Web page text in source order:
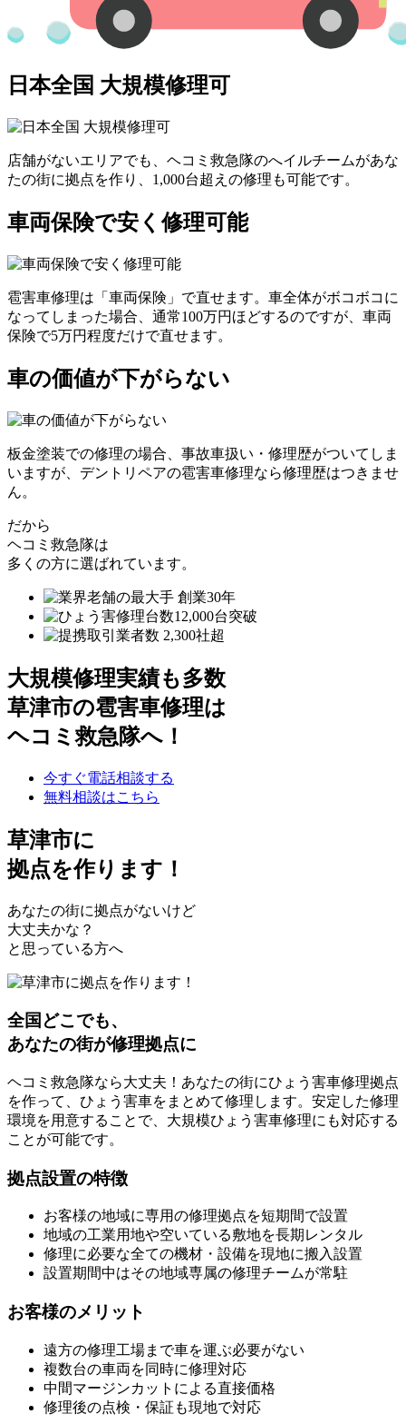
日本全国 大規模修理可
店舗がないエリアでも、ヘコミ救急隊のへイルチームがあな
たの街に拠点を作り、1,000台超えの修理も可能です。
車両保険で安く修理可能
雹害車修理は「車両保険」で直せます。車全体がボコボコに
なってしまった場合、通常100万円ほどするのですが、車両
保険で5万円程度だけで直せます。
車の価値が下がらない
板金塗装での修理の場合、事故車扱い・修理歴がついてしま
いますが、デントリペアの雹害車修理なら修理歴はつきませ
ん。
だから
ヘコミ救急隊は
多くの方に選ばれています。
大規模修理実績も多数
草津市の雹害車修理は
ヘコミ救急隊へ！
今すぐ電話相談する
無料相談はこちら
草津市に
拠点を作ります！
あなたの街に拠点がないけど
大丈夫かな？
と思っている方へ
全国どこでも、
あなたの街が修理拠点に
ヘコミ救急隊なら大丈夫！あなたの街にひょう害車修理拠点
を作って、ひょう害車をまとめて修理します。安定した修理
環境を用意することで、大規模ひょう害車修理にも対応する
ことが可能です。
拠点設置の特徴
お客様の地域に専用の修理拠点を短期間で設置
地域の工業用地や空いている敷地を長期レンタル
修理に必要な全ての機材・設備を現地に搬入設置
設置期間中はその地域専属の修理チームが常駐
お客様のメリット
遠方の修理工場まで車を運ぶ必要がない
複数台の車両を同時に修理対応
中間マージンカットによる直接価格
修理後の点検・保証も現地で対応